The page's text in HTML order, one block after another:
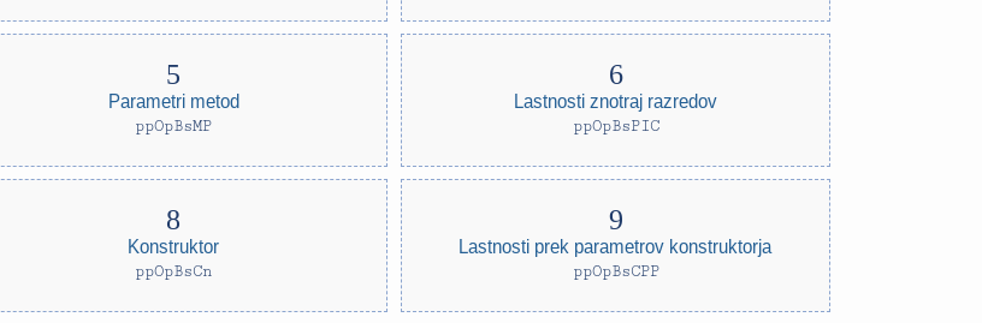
Parametri metod
ppOpBsMP
Lastnosti znotraj razredov
ppOpBsPIC
Konstruktor
ppOpBsCn
Lastnosti prek parametrov konstruktorja
ppOpBsCPP